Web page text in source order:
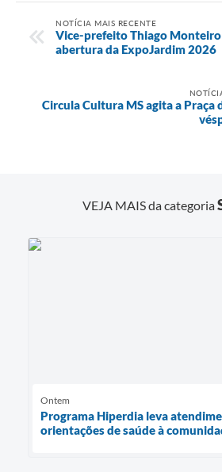
NOTÍCIA MAIS RECENTE
Vice-prefeito Thiago
abertura da ExpoJardim 2026
Circula Cultura MS agita a Praça
VEJA MAIS da categoria
Ontem
Programa Hiperdia leva
orientações de saúde à